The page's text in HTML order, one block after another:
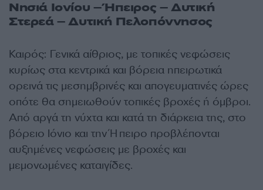
Νησιά Ιονίου – Ήπειρος – Δυτική
Στερεά – Δυτική Πελοπόννησος
Καιρός: Γενικά αίθριος, με τοπικές νεφώσεις
κυρίως στα κεντρικά και βόρεια ηπειρωτικά
ορεινά τις μεσημβρινές και απογευματινές ώρες
οπότε θα σημειωθούν τοπικές βροχές ή όμβροι.
Από αργά τη νύχτα και κατά τη διάρκεια της, στο
βόρειο Ιόνιο και την Ήπειρο προβλέπονται
αυξημένες νεφώσεις με βροχές και
μεμονωμένες καταιγίδες.